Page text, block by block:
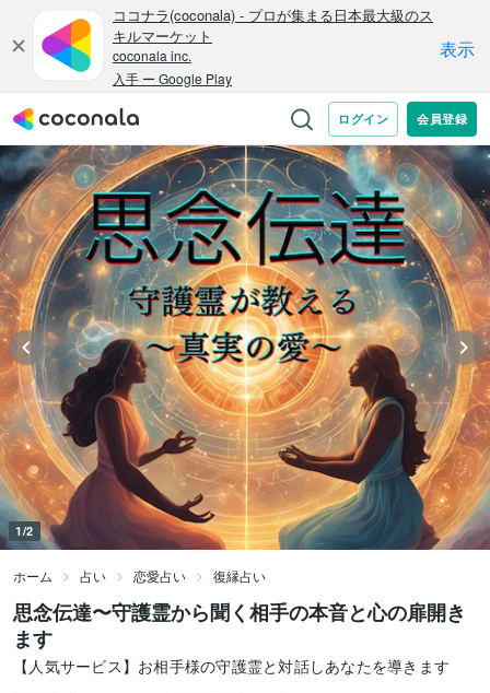
1/2
ホーム 占い 恋愛占い 復縁占い
思念伝達〜守護霊から聞く相手の本音と心の扉開き
ます
【人気サービス】お相手様の守護霊と対話しあなたを導きます